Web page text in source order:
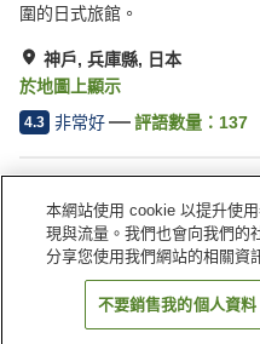
圍的日式旅館。
神戶, 兵庫縣, 日本
於地圖上顯示
4.3 非常好 評語數量： 137
停車場
水療/美容院
日本 兵庫縣 神戶
本網站使用 cookie 以提升使
現與流量。我們也會向我們的
分享您使用我們網站的相關資
不要銷售我的個人資料